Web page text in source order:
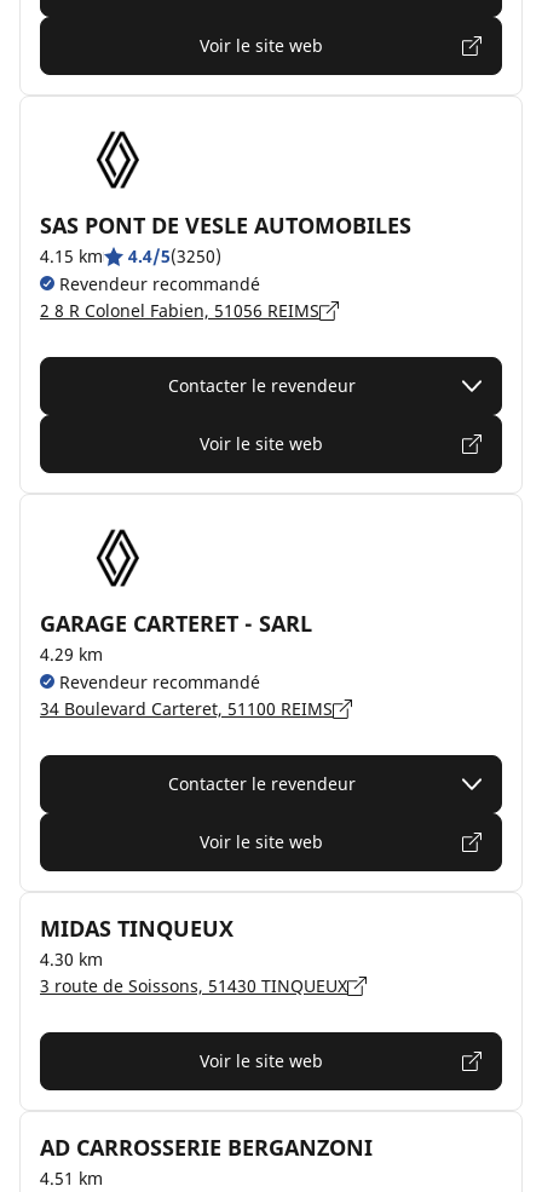
Voir le site web
SAS PONT DE VESLE AUTOMOBILES
4.15 km 4.4/5(3250)
Revendeur recommandé
2 8 R Colonel Fabien, 51056 REIMS
Contacter le revendeur
Voir le site web
GARAGE CARTERET - SARL
4.29 km
Revendeur recommandé
34 Boulevard Carteret, 51100 REIMS
Contacter le revendeur
Voir le site web
MIDAS TINQUEUX
4.30 km
3 route de Soissons, 51430 TINQUEUX
Voir le site web
AD CARROSSERIE BERGANZONI
4.51 km